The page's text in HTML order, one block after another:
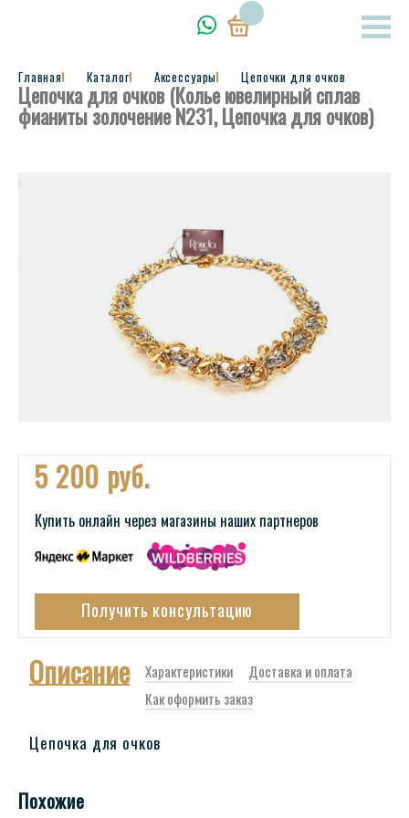
Главная Каталог Аксессуары Цепочки для очков
Цепочка для очков (Колье ювелирный сплав
фианиты золочение N231, Цепочка для очков)
5 200 руб.
Купить онлайн через магазины наших партнеров
Получить консультацию
Описание Характеристики
Доставка и оплата
Как оформить заказ
Цепочка для очков
Похожие